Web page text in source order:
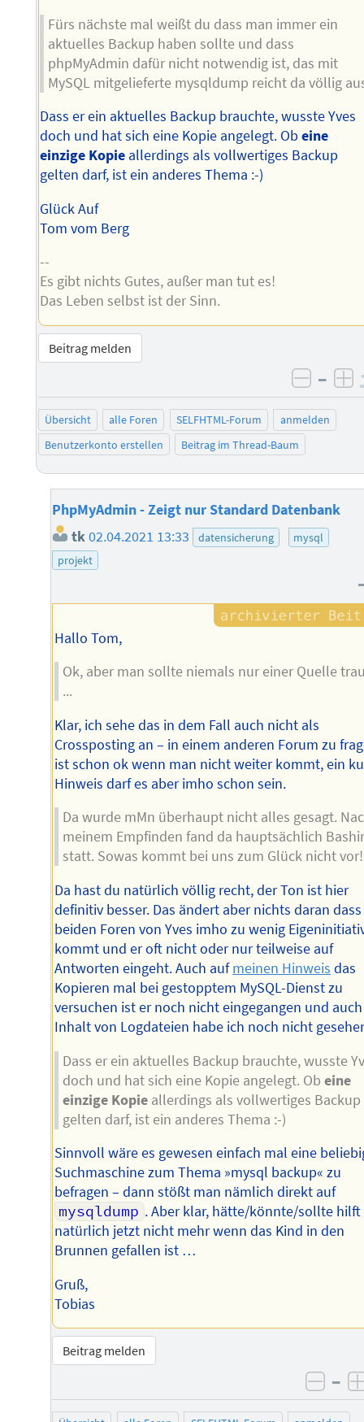
Fürs nächste mal weißt du dass man immer ein
aktuelles Backup haben sollte und dass
phpMyAdmin dafür nicht notwendig ist, das mit
MySQL mitgelieferte mysqldump reicht da völlig
Dass er ein aktuelles Backup brauchte, wusste Yves
doch und hat sich eine Kopie angelegt. Obeine
einzige Kopie allerdings als vollwertiges Backup
gelten darf, ist ein anderes Thema :-)
Glück Auf
Tom vom Berg
--
Es gibt nichts Gutes, außer man tut es!
Das Leben selbst ist der Sinn.
Beitrag melden
–
Übersicht alle Foren SELFHTML-Forum
anmelden
Benutzerkonto erstellen
Beitrag im Thread-Baum
PhpMyAdmin - Zeigt nur Standard Datenbank
tk02.04.2021 13:33 datensicherung
mysql
projekt
Hallo Tom,
Ok, aber man sollte niemals nur einer Quelle
...
Klar, ich sehe das in dem Fall auch nicht als
Crossposting an – in einem anderen Forum zu
ist schon ok wenn man nicht weiter kommt, ein
Hinweis darf es aber imho schon sein.
Da wurde mMn überhaupt nicht alles gesagt.
meinem Empfinden fand da hauptsächlich
statt. Sowas kommt bei uns zum Glück nicht vor!
Da hast du natürlich völlig recht, der Ton ist hier
definitiv besser. Das ändert aber nichts daran
beiden Foren von Yves imho zu wenig
kommt und er oft nicht oder nur teilweise auf
Antworten eingeht. Auch aufmeinen Hinweis das
Kopieren mal bei gestopptem MySQL-Dienst zu
versuchen ist er noch nicht eingegangen und
Inhalt von Logdateien habe ich noch nicht
Dass er ein aktuelles Backup brauchte, wusste
doch und hat sich eine Kopie angelegt. Ob eine
einzige Kopieallerdings als vollwertiges Backup
gelten darf, ist ein anderes Thema :-)
Sinnvoll wäre es gewesen einfach mal eine
Suchmaschine zum Thema »mysql backup« zu
befragen – dann stößt man nämlich direkt auf
mysqldump . Aber klar, hätte/könnte/sollte hilft
natürlich jetzt nicht mehr wenn das Kind in den
Brunnen gefallen ist …
Gruß,
Tobias
Beitrag melden
–